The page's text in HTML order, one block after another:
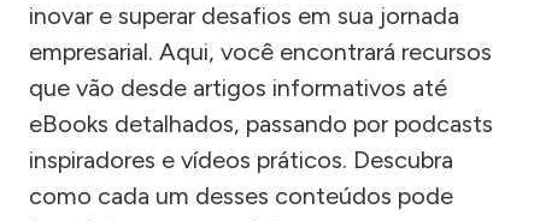
inovar e superar desafios em sua jornada
empresarial. Aqui, você encontrará recursos
que vão desde artigos informativos até
eBooks detalhados, passando por podcasts
inspiradores e vídeos práticos. Descubra
como cada um desses conteúdos pode